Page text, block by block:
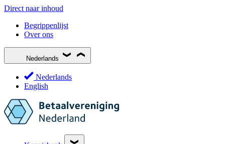
Direct naar inhoud
Begrippenlijst
Over ons
Nederlands
Nederlands
English